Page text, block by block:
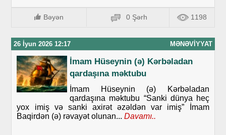
Bəyən 0 Şərh 1198
26 İyun 2026 12:17 MƏNƏVIYYAT
İmam Hüseynin (ə) Kərbəladan
qardaşına məktubu
İmam Hüseynin (ə) Kərbəladan
qardaşına məktubu “Sanki dünya heç
yox imiş və sanki axirət əzəldən var imiş” İmam
Baqirdən (ə) rəvayət olunan... Davamı..